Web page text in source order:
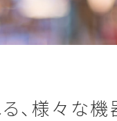
、様々な機